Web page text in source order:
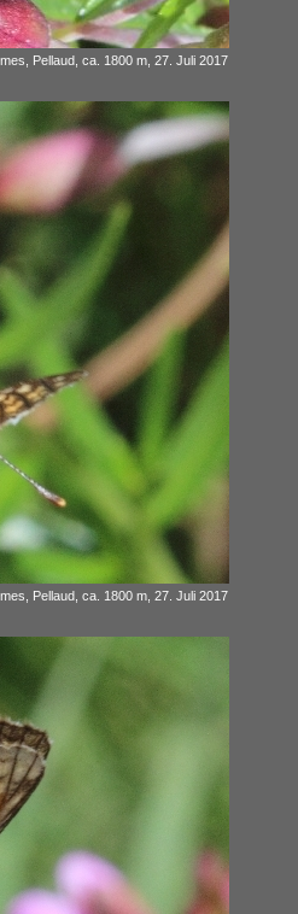
Pellaud, ca. 1800 m, 27. Juli 2017
Pellaud, ca. 1800 m, 27. Juli 2017